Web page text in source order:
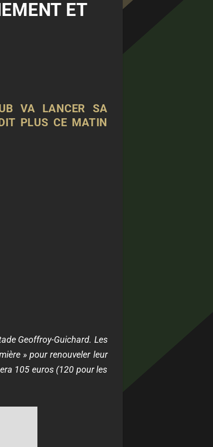
ET
VA LANCER SA
PLUS CE MATIN
Geoffroy-Guichard. Les
» pour renouveler leur
105 euros (120 pour les